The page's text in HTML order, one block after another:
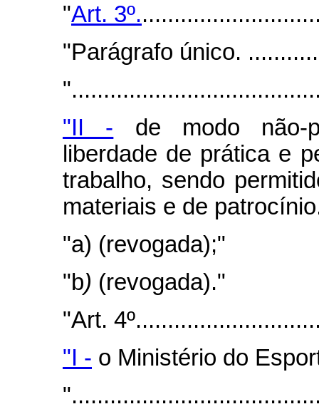
"Art. 3º.
"Parágrafo único.
"II - de modo não-
liberdade de prática e
trabalho, sendo
materiais e de
"a) (revogada);"
"b) (revogada)."
"Art.
"I - o Ministério do